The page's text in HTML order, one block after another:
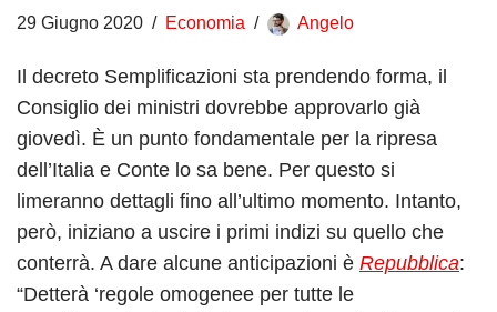
29 Giugno 2020 Economia Angelo
Il decreto Semplificazioni sta prendendo forma, il
Consiglio dei ministri dovrebbe approvarlo già
giovedì. È un punto fondamentale per la ripresa
dell’Italia e Conte lo sa bene. Per questo si
limeranno dettagli fino all’ultimo momento. Intanto,
però, iniziano a uscire i primi indizi su quello che
conterrà. A dare alcune anticipazioni è Repubblica:
“Detterà ‘regole omogenee per tutte le